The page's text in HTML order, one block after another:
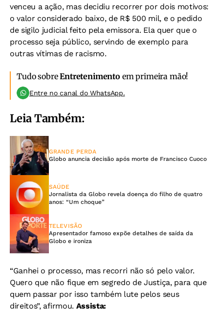
venceu a ação, mas decidiu recorrer por dois motivos:
o valor considerado baixo, de R$ 500 mil, e o pedido
de sigilo judicial feito pela emissora. Ela quer que o
processo seja público, servindo de exemplo para
outras vítimas de racismo.
Tudo sobreEntretenimento em primeira mão!
Entre no canal do WhatsApp.
Leia Também:
GRANDE PERDA
Globo anuncia decisão após morte de Francisco Cuoco
SAÚDE
Jornalista da Globo revela doença do filho de quatro
anos: “Um choque”
TELEVISÃO
Apresentador famoso expõe detalhes de saída da
Globo e ironiza
“Ganhei o processo, mas recorri não só pelo valor.
Quero que não fique em segredo de Justiça, para que
quem passar por isso também lute pelos seus
direitos”, afirmou. Assista: